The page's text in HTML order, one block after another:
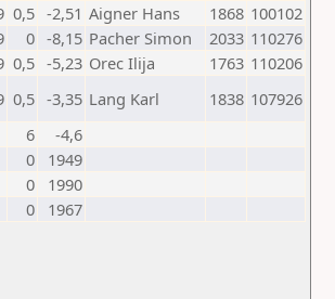
0,5 -2,51 Aigner Hans 1868 100102
0 -8,15 Pacher Simon 2033 110276
0,5 -5,23 Orec Ilija 1763 110206
0,5 -3,35 Lang Karl 1838 107926
6
-4,6
0
1949
0
1990
0
1967